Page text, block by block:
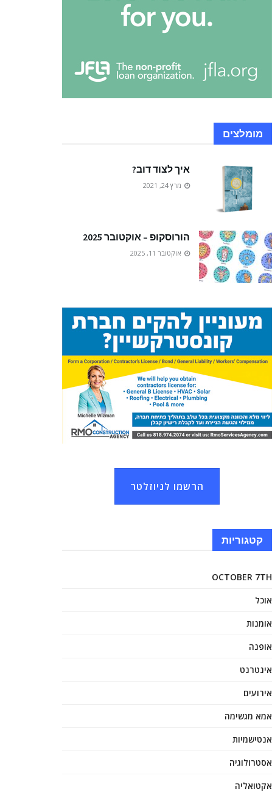
מומלצים
איך לצוד דוב?
מרץ 24, 2021
הורוסקופ – אוקטובר 2025
אוקטובר 11, 2025
הרשמו לניוזלטר
קטגוריות
OCTOBER 7TH
אוכל
אומנות
אופנה
אינטרנט
אירועים
אמא מגשימה
אנטישמיות
אסטרולוגיה
אקטואליה